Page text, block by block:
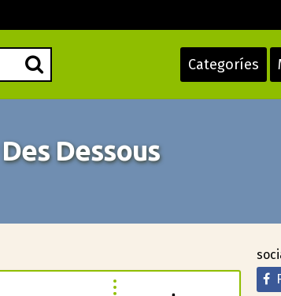
Categoríes
Dessous